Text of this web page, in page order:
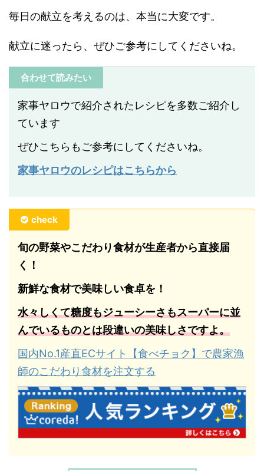
毎日の献立を考えるのは、本当に大変です。
献立に迷ったら、ぜひご参考にしてくださいね。
合わせて読みたい
家事ヤロウで紹介されたレシピを多数ご紹介し
ています
ぜひこちらもご参考にしてくださいね。
家事ヤロウのレシピはこちらから
check
旬の野菜やこだわり食材が生産者から直接届
く！
新鮮な食材で美味しい食卓を！
水々しくて糖度もジューシーさもスーパーに並
んでいるものとは段違いの美味しさですよ。
国内No.1産直ECサイト【食べチョク】で農家漁
師のこだわり食材を注文する